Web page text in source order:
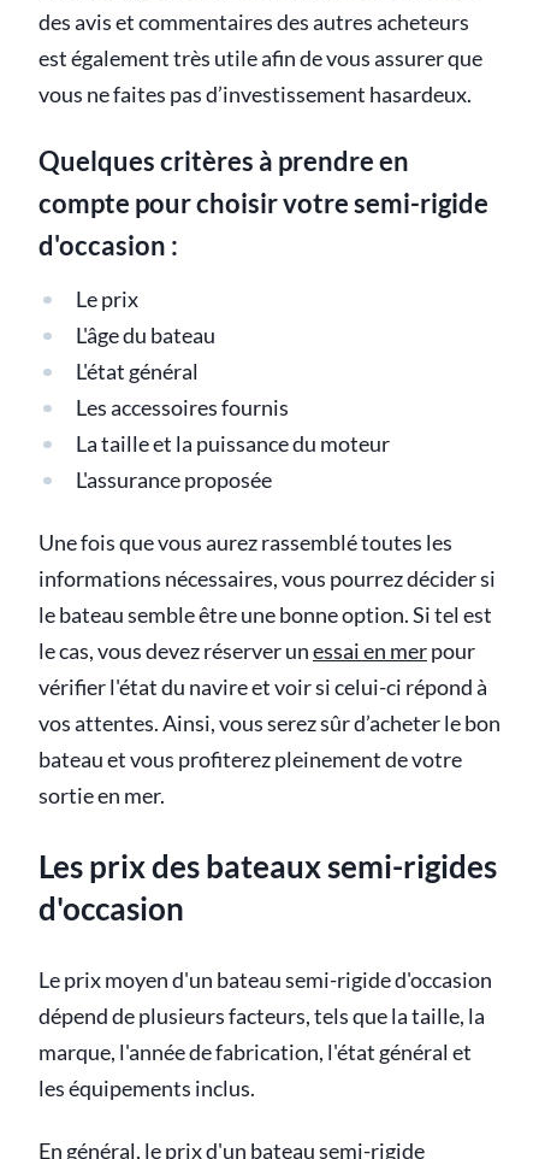
des avis et commentaires des autres acheteurs
est également très utile afin de vous assurer que
vous ne faites pas d’investissement hasardeux.
Quelques critères à prendre en
compte pour choisir votre semi-rigide
d'occasion :
Le prix
L'âge du bateau
L'état général
Les accessoires fournis
La taille et la puissance du moteur
L'assurance proposée
Une fois que vous aurez rassemblé toutes les
informations nécessaires, vous pourrez décider si
le bateau semble être une bonne option. Si tel est
le cas, vous devez réserver unessai en merpour
vérifier l'état du navire et voir si celui-ci répond à
vos attentes. Ainsi, vous serez sûr d’acheter le bon
bateau et vous profiterez pleinement de votre
sortie en mer.
Les prix des bateaux semi-rigides
d'occasion
Le prix moyen d'un bateau semi-rigide d'occasion
dépend de plusieurs facteurs, tels que la taille, la
marque, l'année de fabrication, l'état général et
les équipements inclus.
En général, le prix d'un bateau semi-rigide